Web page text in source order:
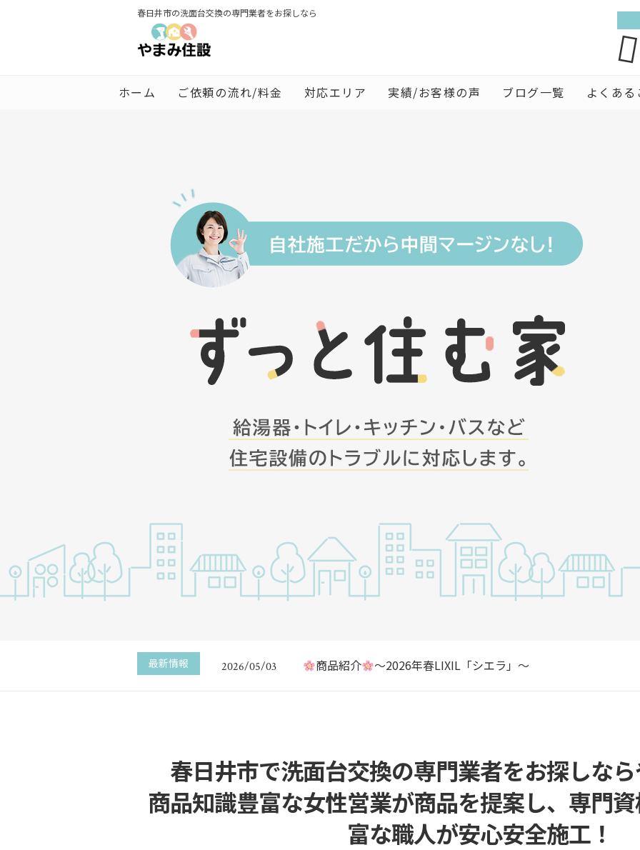
春日井市の洗面台交換の専門業者をお探しなら
ホーム ご依頼の流れ/料金 対応エリア 実績/お客様の声 ブログ一覧 よくあ
最新情報 2026/05/03 商品紹介 〜2026年春LIXIL「シエラ」〜
2026/05/17 新商品 カスタムバニティをご紹介
春日井市で洗面台交換の専門業者をお探しな
商品知識豊富な女性営業が商品を提案し、専門
富な職人が安心安全施工！